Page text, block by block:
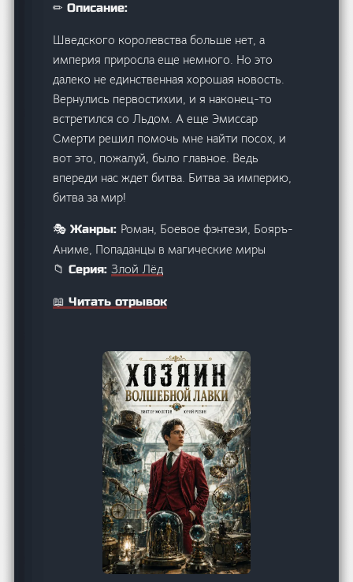
✏ Описание:
Шведского королевства больше нет, а
империя приросла еще немного. Но это
далеко не единственная хорошая новость.
Вернулись первостихии, и я наконец-то
встретился со Льдом. А еще Эмиссар
Смерти решил помочь мне найти посох, и
вот это, пожалуй, было главное. Ведь
впереди нас ждет битва. Битва за империю,
битва за мир!
🎭 Жанры: Роман, Боевое фэнтези, Бояръ-
Аниме, Попаданцы в магические миры
📁 Серия:Злой Лёд
📖 Читать отрывок